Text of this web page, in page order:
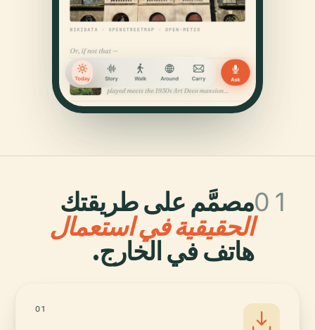
01مصمَّم على طريقتك
الحقيقية في استعمال
هاتف في الخارج.
01